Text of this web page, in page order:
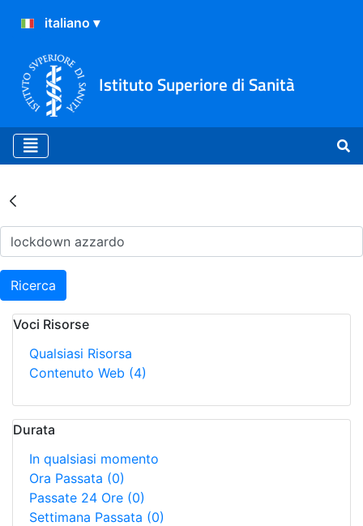
Istituto Superiore di Sanità
Risultati della Ricerca -
Ricerca
Voci Risorse
Qualsiasi Risorsa
Contenuto Web (4)
Durata
In qualsiasi momento
Ora Passata (0)
Passate 24 Ore (0)
Settimana Passata (0)